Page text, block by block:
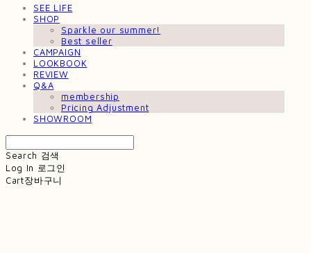
SEE LIFE
SHOP
Sparkle our summer!
Best seller
CAMPAIGN
LOOKBOOK
REVIEW
Q&A
membership
Pricing Adjustment
SHOWROOM
Search 검색
Log In 로그인
Cart장바구니